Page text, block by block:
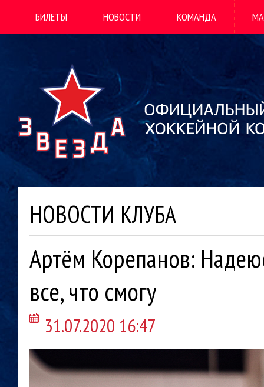
БИЛЕТЫ НОВОСТИ КОМАНДА
НОВОСТИ КЛУБА
Артём Корепанов:
все, что смогу
31.07.2020 16:47